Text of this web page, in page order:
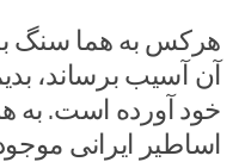
هرکس به هما سنگ
آن آسیب برساند،
خود آورده است. به
اساطیر ایرانی